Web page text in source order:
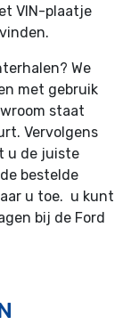
VIN-plaatje
We
met gebruik
staat
Vervolgens
u de juiste
bestelde
u toe. u kunt
bij de Ford